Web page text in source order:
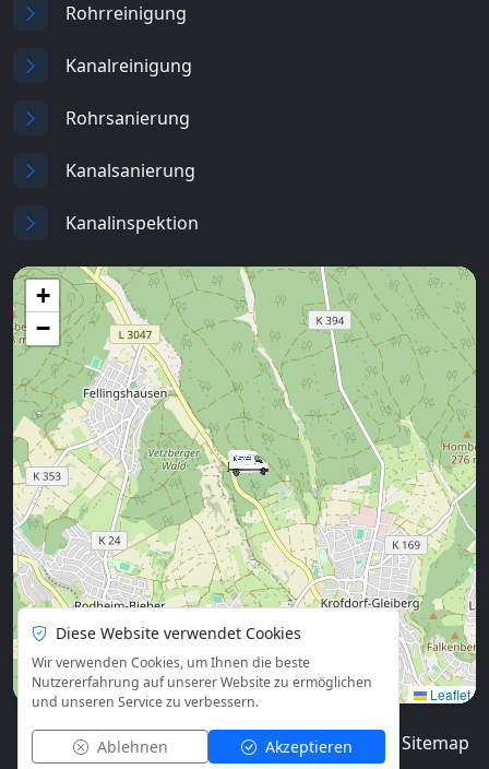
Rohrreinigung
Kanalreinigung
Rohrsanierung
Kanalsanierung
Kanalinspektion
+
−
Leaflet
© 2026 Blog Impressum Datenschutz Sitemap
Diese Website verwendet Cookies
Wir verwenden Cookies, um Ihnen die beste
Nutzererfahrung auf unserer Website zu ermöglichen
und unseren Service zu verbessern.
Ablehnen Akzeptieren